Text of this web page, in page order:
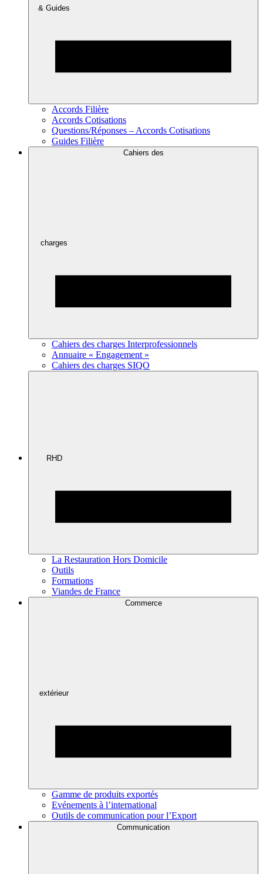
& Guides
Accords Filière
Accords Cotisations
Questions/Réponses – Accords Cotisations
Guides Filière
Cahiers des
charges
Cahiers des charges Interprofessionnels
Annuaire « Engagement »
Cahiers des charges SIQO
RHD
La Restauration Hors Domicile
Outils
Formations
Viandes de France
Commerce
extérieur
Gamme de produits exportés
Evénements à l’international
Outils de communication pour l’Export
Communication